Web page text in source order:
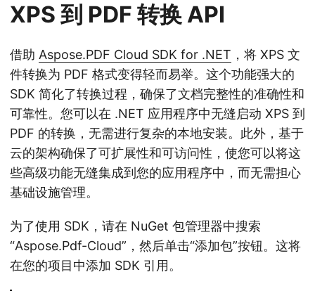
XPS 到 PDF 转换 API
借助 Aspose.PDF Cloud SDK for .NET ，将 XPS 文
件转换为 PDF 格式变得轻而易举。这个功能强大的
SDK 简化了转换过程，确保了文档完整性的准确性和
可靠性。您可以在 .NET 应用程序中无缝启动 XPS 到
PDF 的转换，无需进行复杂的本地安装。此外，基于
云的架构确保了可扩展性和可访问性，使您可以将这
些高级功能无缝集成到您的应用程序中，而无需担心
基础设施管理。
为了使用 SDK，请在 NuGet 包管理器中搜索
“Aspose.Pdf-Cloud”，然后单击“添加包”按钮。这将
在您的项目中添加 SDK 引用。